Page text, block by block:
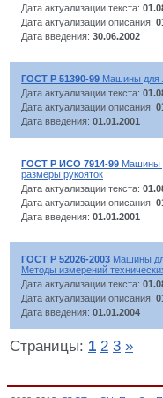
Дата актуализации текста:
Дата актуализации описания:
Дата введения: 30.06.2002
ГОСТ Р 51390-99 Машины для
Дата актуализации текста:
Дата актуализации описания:
Дата введения: 01.01.2001
ГОСТ Р ИСО 7914-99 Машины
размеры рукояток
Дата актуализации текста:
Дата актуализации описания:
Дата введения: 01.01.2001
ГОСТ Р 52026-2003 Машины
Методы измерений
Дата актуализации текста:
Дата актуализации описания:
Дата введения: 01.01.2004
Страницы: 1 2 3 »